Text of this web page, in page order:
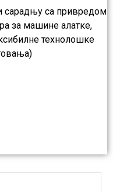
сарадњу са привредом
за машине алатке,
технолошке